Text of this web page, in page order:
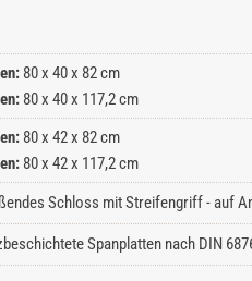
80 x 40 x 82 cm
80 x 40 x 117,2 cm
80 x 42 x 82 cm
80 x 42 x 117,2 cm
Schloss mit Streifengriff - auf
Spanplatten nach DIN